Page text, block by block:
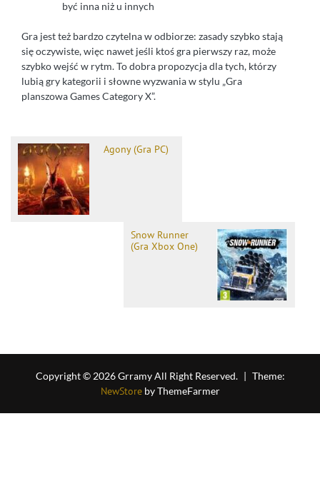
być inna niż u innych
Gra jest też bardzo czytelna w odbiorze: zasady szybko stają
się oczywiste, więc nawet jeśli ktoś gra pierwszy raz, może
szybko wejść w rytm. To dobra propozycja dla tych, którzy
lubią gry kategorii i słowne wyzwania w stylu „Gra
planszowa Games Category X”.
Agony (Gra PC)
Snow Runner
(Gra Xbox One)
Copyright © 2026 Grramy All Right Reserved. | Theme:
NewStoreby ThemeFarmer